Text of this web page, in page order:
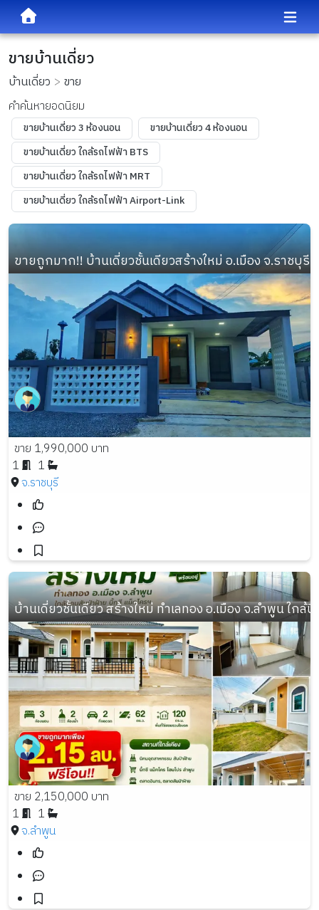
ขายบ้านเดี่ยว
บ้านเดี่ยว
ขาย
คำค้นหายอดนิยม
ขายบ้านเดี่ยว 3 ห้องนอน
ขายบ้านเดี่ยว 4 ห้องนอน
ขายบ้านเดี่ยว ใกล้รถไฟฟ้า BTS
ขายบ้านเดี่ยว ใกล้รถไฟฟ้า MRT
ขายบ้านเดี่ยว ใกล้รถไฟฟ้า Airport-Link
ขายถูกมาก!! บ้านเดี่ยวชั้นเดียวสร้างใหม่ อ.เมือง จ.ราชบุ
ขาย 1,990,000 บาท
1
1
จ.ราชบุรี
บ้านเดี่ยวชั้นเดียว สร้างใหม่ ทำเลทอง อ.เมือง จ.ลำพูน ใก
ขาย 2,150,000 บาท
1
1
จ.ลำพูน